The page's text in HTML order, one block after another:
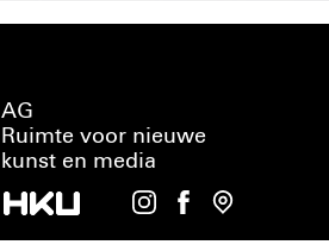
AG
Ruimte voor nieuwe
kunst en media